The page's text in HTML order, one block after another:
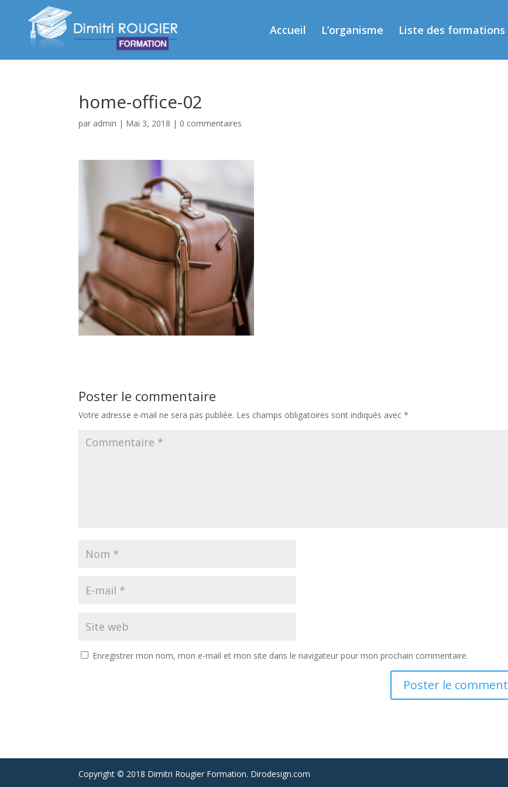
Accueil L’organisme Liste des formations
home-office-02
par admin | Mai 3, 2018 | 0 commentaires
Poster le commentaire
Votre adresse e-mail ne sera pas publiée. Les champs obligatoires sont indiqués avec*
Enregistrer mon nom, mon e-mail et mon site dans le navigateur pour mon prochain commentaire.
Copyright © 2018 Dimitri Rougier Formation. Dirodesign.com